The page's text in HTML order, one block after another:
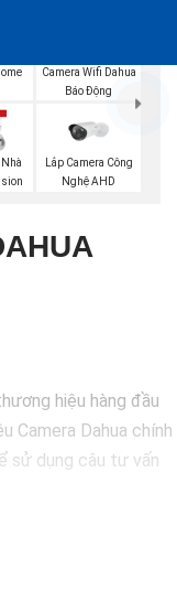
Camera Wifi Dahua
Báo Động
Nhà
Lắp Camera Công
Nghệ AHD
hiệu hàng đầu
Camera Dahua chính
sử dụng câu tư vấn
năng an ninh hiện
cầu giám sát của